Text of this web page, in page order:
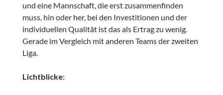
und eine Mannschaft, die erst zusammenfinden
muss, hin oder her, bei den Investitionen und der
individuellen Qualität ist das als Ertrag zu wenig.
Gerade im Vergleich mit anderen Teams der zweiten
Liga.
Lichtblicke: